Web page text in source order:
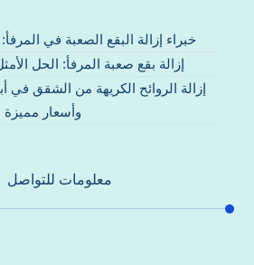
خبراء إزالة البقع الصعبة في
إزالة بقع صعبة المرفأ: الحل
إزالة الروائح الكريهة من الشقق في
وأسعار مميزة
معلومات للتواصل